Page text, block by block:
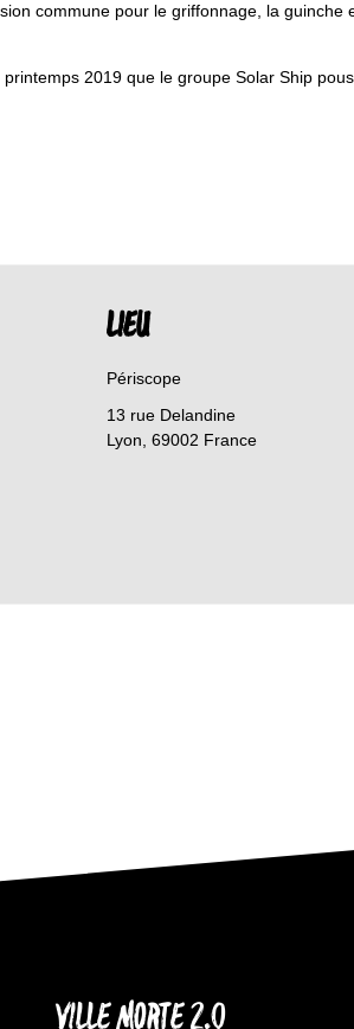
commune pour le griffonnage, la
2019 que le groupe Solar Ship
LIEU
Périscope
13 rue Delandine
Lyon 69002 France
VILLE MORTE 2.0